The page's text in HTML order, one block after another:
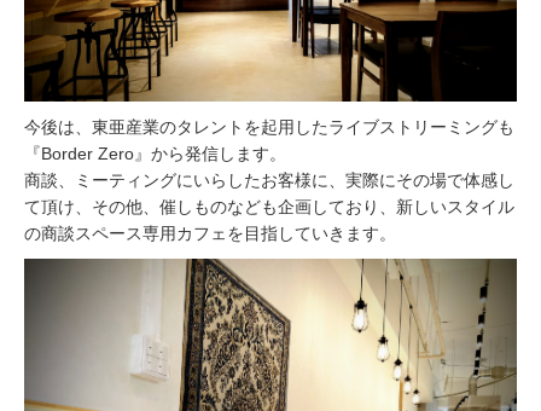
今後は、東亜産業のタレントを起用したライブストリーミングも
『Border Zero』から発信します。
商談、ミーティングにいらしたお客様に、実際にその場で体感し
て頂け、その他、催しものなども企画しており、新しいスタイル
の商談スペース専用カフェを目指していきます。